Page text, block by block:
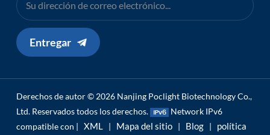
Entregar
Derechos de autor © 2026 Nanjing Poclight Biotechnology Co.,
Ltd. Reservados todos los derechos.
Network IPv6
compatible con | XML | Mapa del sitio | Blog | política